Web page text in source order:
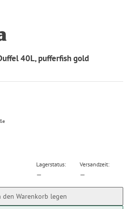
40L, pufferfish gold
Lagerstatus:
—
Versandzeit:
—
den Warenkorb legen